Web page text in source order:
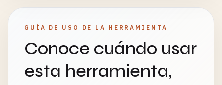
GUÍA DE USO DE LA HERRAMIENTA
Conoce cuándo usar
esta herramienta,